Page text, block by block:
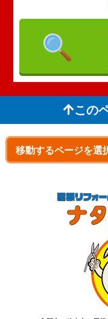
この